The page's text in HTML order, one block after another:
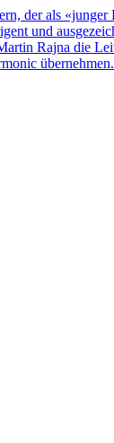
der als «junger
und
Rajna die
übernehmen.